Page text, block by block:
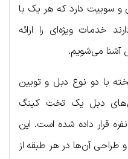
در مجموع ۱۴۰ اتاق و سوییت دارد که هر یک با
خدمات ویژه‌ای را ارائه
آشنا می‌شویم.
با دو نوع دبل و تویین
دبل یک تخت کینگ
قرار داده شده است. این
و طراحی آن‌ها در هر طبقه از